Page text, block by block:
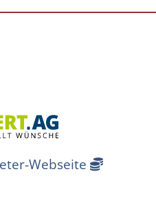
Webseite